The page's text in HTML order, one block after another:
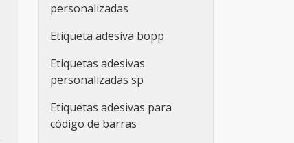
personalizadas
Etiqueta adesiva bopp
Etiquetas adesivas
personalizadas sp
Etiquetas adesivas para
código de barras